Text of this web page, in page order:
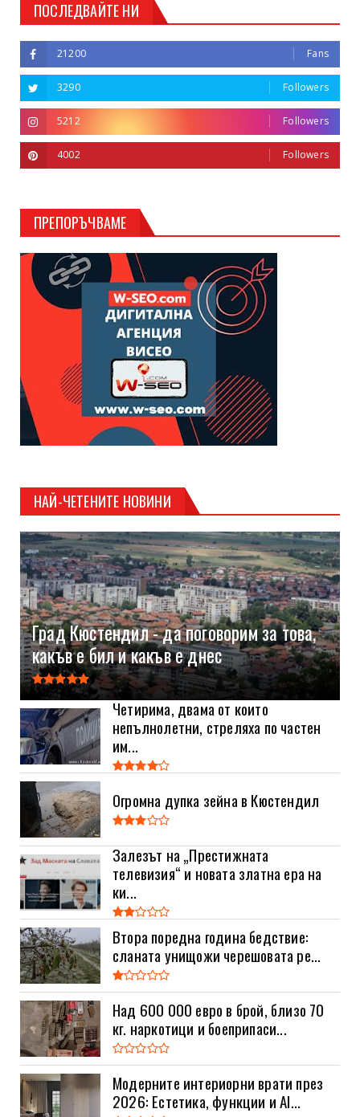
ПОСЛЕДВАЙТЕ НИ
21200 Fans
3290 Followers
5212 Followers
4002 Followers
ПРЕПОРЪЧВАМЕ
НАЙ-ЧЕТЕНИТЕ НОВИНИ
Град Кюстендил - да поговорим за това,
какъв е бил и какъв е днес
Четирима, двама от които
непълнолетни, стреляха по частен
им...
Огромна дупка зейна в Кюстендил
Залезът на „Престижната
телевизия“ и новата златна ера на
ки...
Втора поредна година бедствие:
сланата унищожи черешовата ре...
Над 600 000 евро в брой, близо 70
кг. наркотици и боеприпаси...
Модерните интериорни врати през
2026: Естетика, функции и AI...